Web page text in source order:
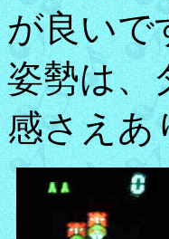
が良いで
姿勢は、
感さえあ